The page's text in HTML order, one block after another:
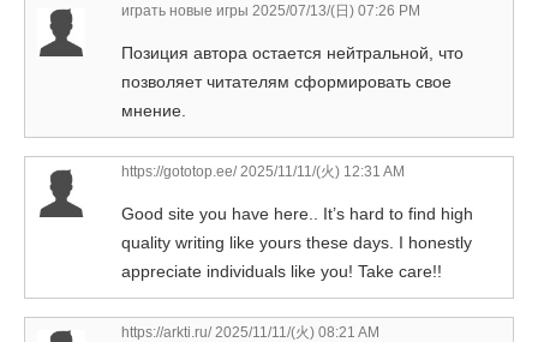
играть новые игры 2025/07/13/(日) 07:26 PM
Позиция автора остается нейтральной, что
позволяет читателям сформировать свое
мнение.
https://gototop.ee/2025/11/11/(火) 12:31 AM
Good site you have here.. It’s hard to find high
quality writing like yours these days. I honestly
appreciate individuals like you! Take care!!
https://arkti.ru/2025/11/11/(火) 08:21 AM